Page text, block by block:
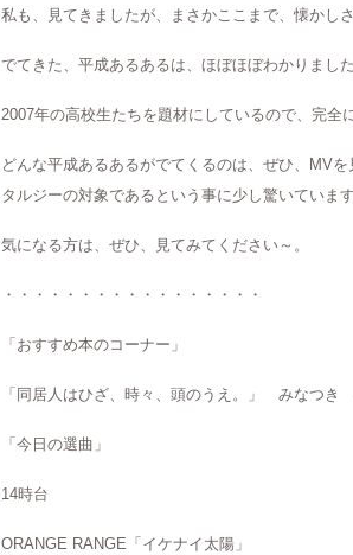
私も、見てきましたが、まさかここまで、懐かし
でてきた、平成あるあるは、ほぼほぼわかりまし
2007年の高校生たちを題材にしているので、完全
どんな平成あるあるがでてくるのは、ぜひ、MV
タルジーの対象であるという事に少し驚いています
気になる方は、ぜひ、見てみてください～。
・・・・・・・・・・・・・・・・・
「おすすめ本のコーナー」
「同居人はひざ、時々、頭のうえ。」 みなつ
「今日の選曲」
14時台
ORANGE RANGE「イケナイ太陽」